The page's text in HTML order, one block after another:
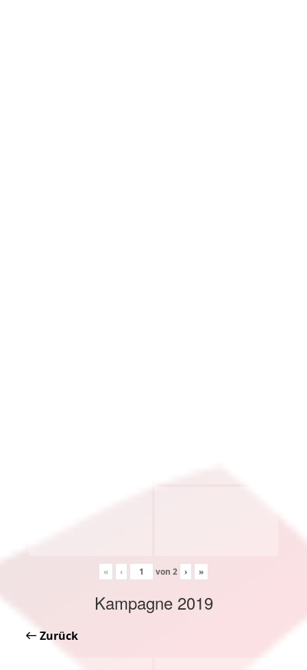
« ‹ von 2 › »
Kampagne 2019
Zurück